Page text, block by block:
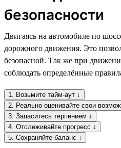
безопасности
Двигаясь на автомобиле по
дорожного движения. Это
безопасной. Так же при
соблюдать определённые
1. Возьмите тайм-аут ↓
2. Реально оценивайте свои
3. Запаситесь терпением ↓
4. Отслеживайте прогресс ↓
5. Сохраняйте баланс ↓